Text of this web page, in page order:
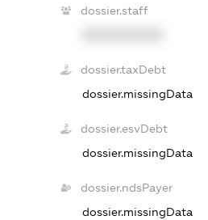
dossier.staff
dossier.taxDebt
dossier.missingData
dossier.esvDebt
dossier.missingData
dossier.ndsPayer
dossier.missingData